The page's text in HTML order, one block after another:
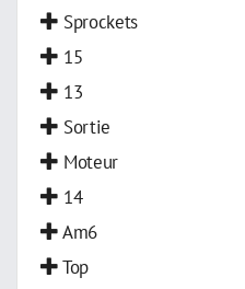
Sprockets
15
13
Sortie
Moteur
14
Am6
Top